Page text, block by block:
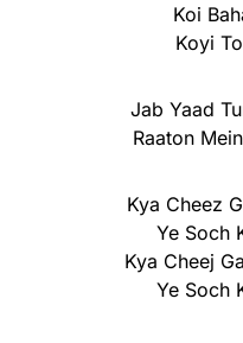
Koi
Koyi
Jab Yaad
Raaton
Kya Cheez
Ye Soch
Kya Cheej
Ye Soch